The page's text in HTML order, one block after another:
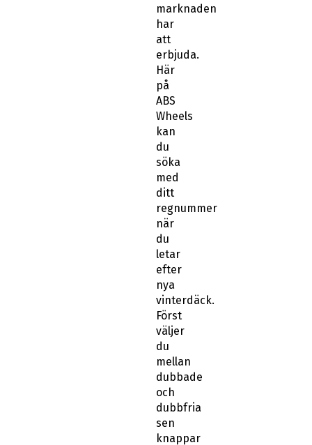
marknaden
har
att
erbjuda.
Här
på
ABS
Wheels
kan
du
söka
med
ditt
regnummer
när
du
letar
efter
nya
vinterdäck.
Först
väljer
du
mellan
dubbade
och
dubbfria
sen
knappar